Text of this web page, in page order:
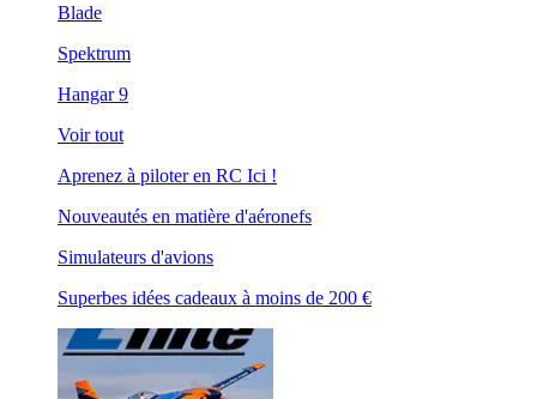
Blade
Spektrum
Hangar 9
Voir tout
Aprenez à piloter en RC Ici !
Nouveautés en matière d'aéronefs
Simulateurs d'avions
Superbes idées cadeaux à moins de 200 €